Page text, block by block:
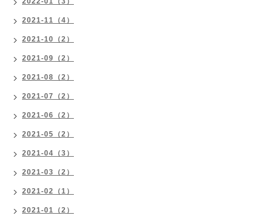
2021-11（4）
2021-10（2）
2021-09（2）
2021-08（2）
2021-07（2）
2021-06（2）
2021-05（2）
2021-04（3）
2021-03（2）
2021-02（1）
2021-01（2）